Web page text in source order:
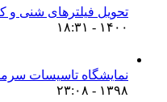
تحویل فیلترهای شنی و
۱۴۰۰ - ۱۸:۳۱
نمایشگاه تاسیسات
۱۳۹۸ - ۲۳:۰۸